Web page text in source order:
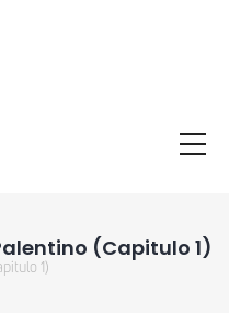
(Capitulo 1)
1)